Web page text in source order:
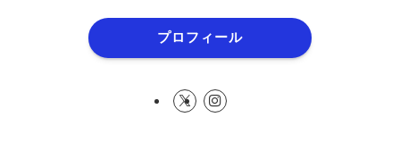
プロフィール